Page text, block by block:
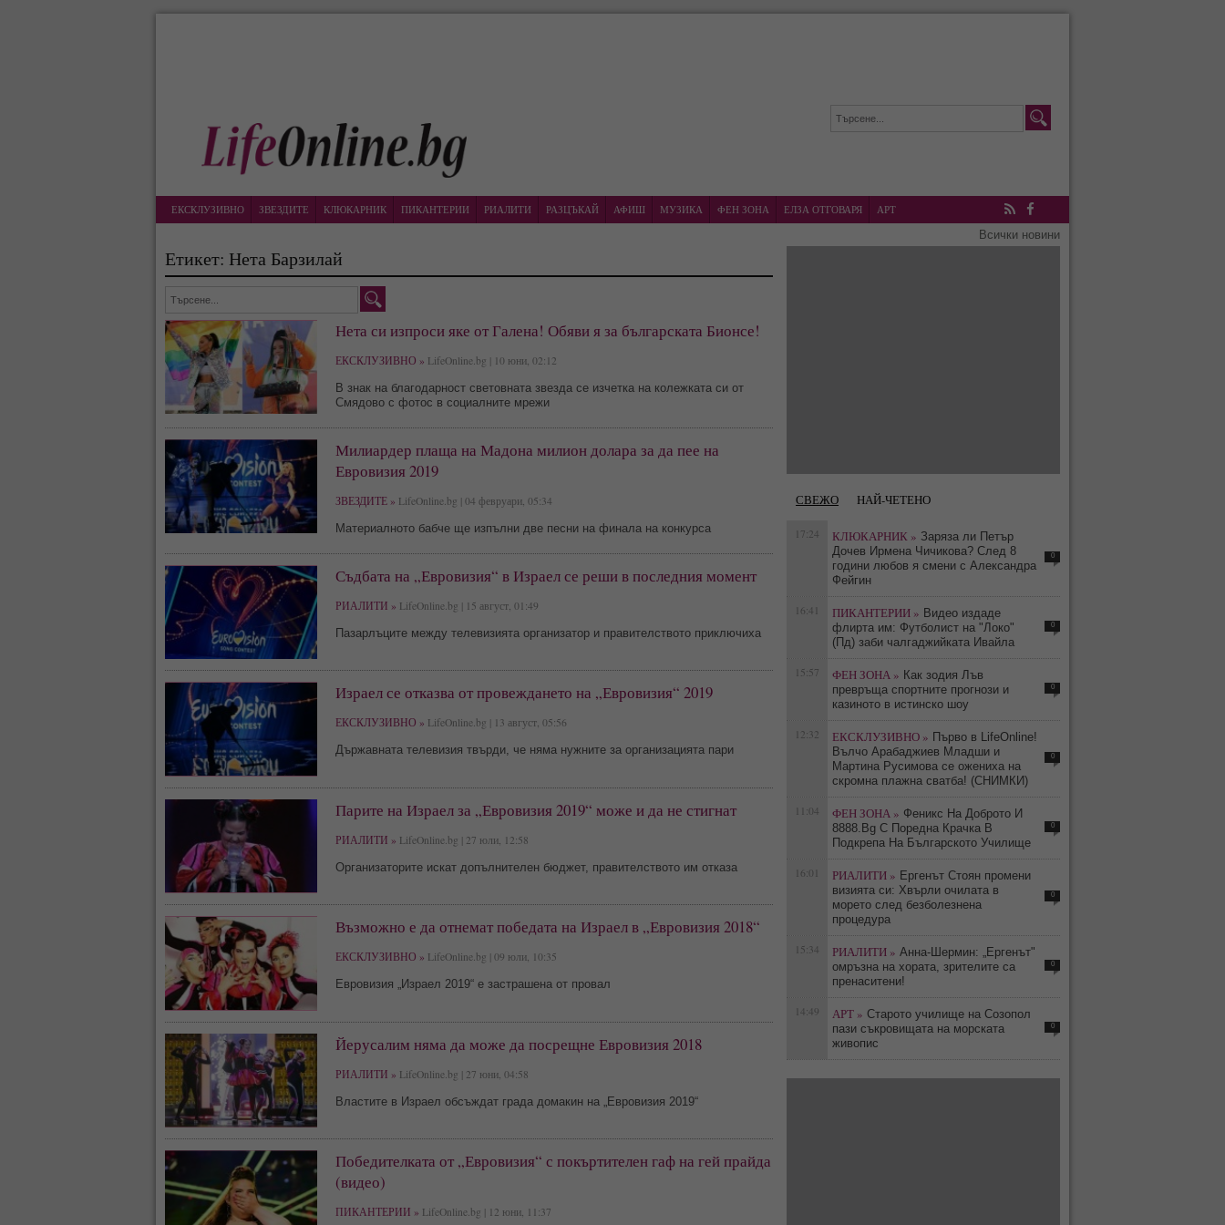
ЕКСКЛУЗИВНО ЗВЕЗДИТЕ КЛЮКАРНИК ПИКАНТЕРИИ РИАЛИТИ РАЗЦЪКАЙ АФИШ МУЗИКА ФЕН ЗОНА ЕЛЗА ОТГОВАРЯ
АРТ
RSS Facebook
Всички новини
Етикет: Нета Барзилай
Нета си изпроси яке от Галена! Обяви я за българската Бионсе!
ЕКСКЛУЗИВНО » LifeOnline.bg | 10 юни, 02:12
В знак на благодарност световната звезда се изчетка на колежката си от
Смядово с фотос в социалните мрежи
Милиардер плаща на Мадона милион долара за да пее на
Евровизия 2019
ЗВЕЗДИТЕ » LifeOnline.bg | 04 февруари, 05:34
Материалното бабче ще изпълни две песни на финала на конкурса
Съдбата на „Евровизия“ в Израел се реши в последния момент
РИАЛИТИ » LifeOnline.bg | 15 август, 01:49
Пазарлъците между телевизията организатор и правителството приключиха
Израел се отказва от провеждането на „Евровизия“ 2019
ЕКСКЛУЗИВНО » LifeOnline.bg | 13 август, 05:56
Държавната телевизия твърди, че няма нужните за организацията пари
Парите на Израел за „Евровизия 2019“ може и да не стигнат
РИАЛИТИ » LifeOnline.bg | 27 юли, 12:58
Организаторите искат допълнителен бюджет, правителството им отказа
Възможно е да отнемат победата на Израел в „Евровизия 2018“
ЕКСКЛУЗИВНО » LifeOnline.bg | 09 юли, 10:35
Евровизия „Израел 2019“ е застрашена от провал
Йерусалим няма да може да посрещне Евровизия 2018
РИАЛИТИ » LifeOnline.bg | 27 юни, 04:58
Властите в Израел обсъждат града домакин на „Евровизия 2019“
Победителката от „Евровизия“ с покъртителен гаф на гей прайда
(видео)
ПИКАНТЕРИИ » LifeOnline.bg | 12 юни, 11:37
СВЕЖО НАЙ-ЧЕТЕНО
17:24 КЛЮКАРНИК » Заряза ли Петър
Дочев Ирмена Чичикова? След 8
години любов я смени с Александра
Фейгин
0
16:41 ПИКАНТЕРИИ » Видео издаде
флирта им: Футболист на "Локо"
(Пд) заби чалгаджийката Ивайла
0
15:57 ФЕН ЗОНА » Как зодия Лъв
превръща спортните прогнози и
казиното в истинско шоу
0
12:32 ЕКСКЛУЗИВНО » Първо в LifeOnline!
Вълчо Арабаджиев Младши и
Мартина Русимова сe oжениха на
скромна плажна сватба! (СНИМКИ)
0
11:04 ФЕН ЗОНА » Феникс На Доброто И
8888.Bg С Поредна Крачка В
Подкрепа На Българското Училище
0
16:01 РИАЛИТИ » Ергенът Стоян промени
визията си: Хвърли очилата в
морето след безболезнена
процедура
0
15:34 РИАЛИТИ » Анна-Шермин: „Ергенът"
омръзна на хората, зрителите са
пренаситени!
0
14:49 АРТ » Старото училище на Созопол
пази съкровищата на морската
живопис
0